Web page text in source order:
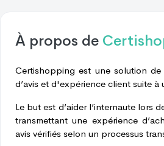
À propos de
Certishopping est une solution
d’avis et d'expérience client suite à
Le but est d’aider l’internaute lors
transmettant une expérience
avis vérifiés selon un processus